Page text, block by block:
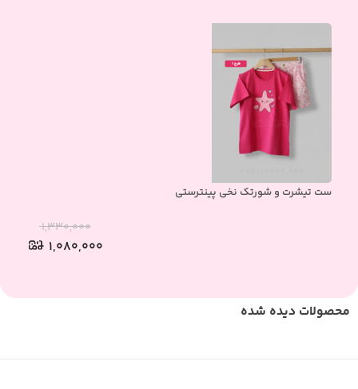
ست تیشرت و شورتک نخی پینترستی
۱,۳۳۰,۰۰۰
۱,۰۸۰,۰۰۰
محصولات دیده شده